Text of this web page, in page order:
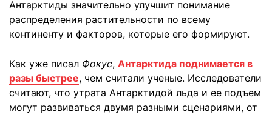
Антарктиды значительно улучшит понимание
распределения растительности по всему
континенту и факторов, которые его формируют.
Как уже писал Фокус, Антарктида поднимается в
разы быстрее, чем считали ученые. Исследователи
считают, что утрата Антарктидой льда и ее подъем
могут развиваться двумя разными сценариями, от